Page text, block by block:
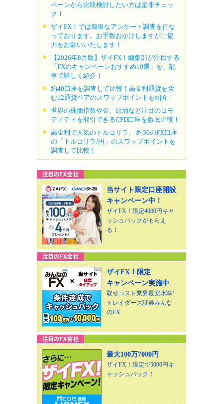
ペーンから比較検討したい方は是非チェッ
ク！
ザイFX！では簡単なアンケート調査を行な
っております。お手数おかけしますがご協
力をお願いいたします！
【2026年8月版】ザイFX！編集部が注目する
「FXのキャンペーンおすすめ10選」を、記
事で詳しく紹介！
約40口座を調査して比較！高金利通貨を含
む12通貨ペアのスワップポイントを紹介！
世界の株価指数や金、原油など注目のコモ
ディティを取引できるCFD口座を徹底比較！
高金利で人気のトルコリラ。 約30のFX口座
の「トルコリラ/円」のスワップポイントを
調査して比較！
当サイト限定口座開設
キャンペーン中！
ザイFX！限定4000円キャ
ッシュバックがもらえ
る！
ザイFX！限定
キャンペーン実施中
取引コスト業界最安水準!
トレイダーズ証券みんな
のFX
最大100万7000円
ザイFX！限定で5000円キ
ャッシュバック！